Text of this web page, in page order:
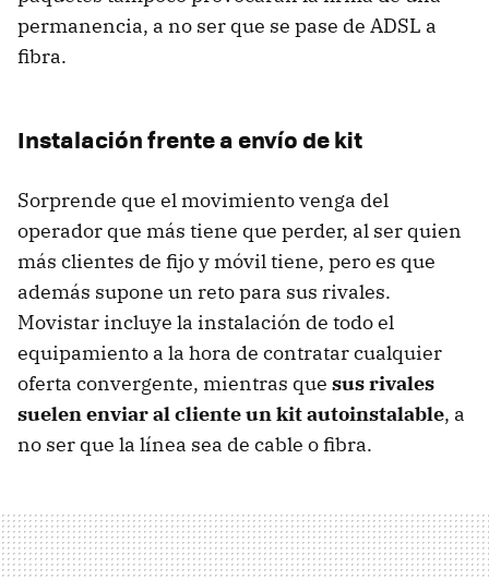
permanencia, a no ser que se pase de ADSL a
fibra.
Instalación frente a envío de kit
Sorprende que el movimiento venga del
operador que más tiene que perder, al ser quien
más clientes de fijo y móvil tiene, pero es que
además supone un reto para sus rivales.
Movistar incluye la instalación de todo el
equipamiento a la hora de contratar cualquier
oferta convergente, mientras que sus rivales
suelen enviar al cliente un kit autoinstalable, a
no ser que la línea sea de cable o fibra.